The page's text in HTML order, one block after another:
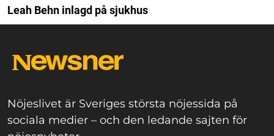
Leah Behn inlagd på sjukhus
Nöjeslivet är Sveriges största nöjessida på
sociala medier – och den ledande sajten för